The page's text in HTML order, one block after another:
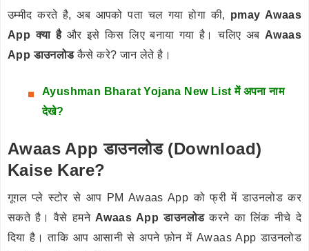
उम्मीद करते है, अब आपको पता चल गया होगा की, pmay Awaas
App क्या हैऔर इसे किस लिए बनाया गया है। चलिए अब Awaas
App डाउनलोडकैसे करे? जान लेते है।
Ayushman Bharat Yojana New List में अपना नाम
देखे?
Awaas App डाउनलोड (Download)
Kaise Kare?
गूगल प्ले स्टोर से आप PM Awaas App को फ्री में डाउनलोड कर
सकते है। वैसे हमने Awaas App डाउनलोडकरने का लिंक नीचे दे
दिया है। ताकि आप आसानी से अपने फ़ोन में Awaas App डाउनलोड